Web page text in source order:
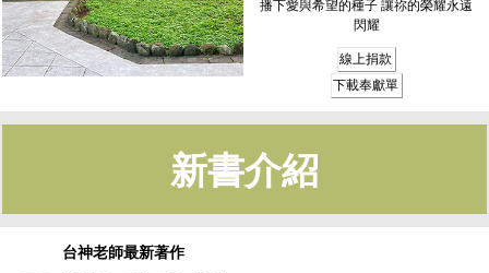
播下愛與希望的種子 讓祢的榮耀永遠
閃耀
線上捐款
下載奉獻單
新書介紹
台神老師最新著作